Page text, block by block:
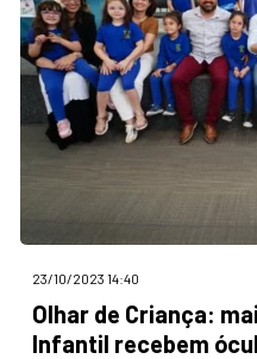
23/10/2023 14:40
Olhar de Criança:
Infantil recebem